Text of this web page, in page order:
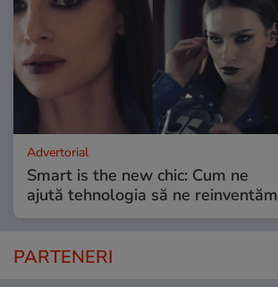
Advertorial
Smart is the new chic: Cum ne
ajută tehnologia să ne reinventăm
PARTENERI